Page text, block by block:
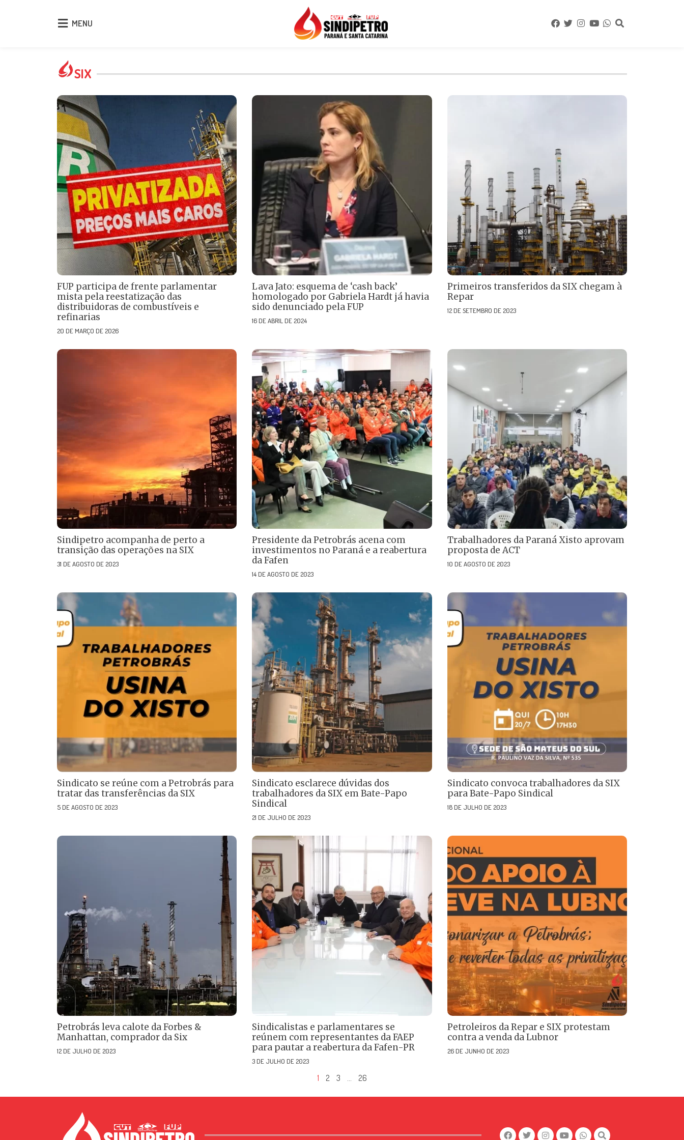
MENU
SIX
FUP participa de frente parlamentar
mista pela reestatização das
distribuidoras de combustíveis e
refinarias
20 DE MARÇO DE 2026
Lava Jato: esquema de ‘cash back’
homologado por Gabriela Hardt já havia
sido denunciado pela FUP
16 DE ABRIL DE 2024
Primeiros transferidos da SIX chegam à
Repar
12 DE SETEMBRO DE 2023
Sindipetro acompanha de perto a
transição das operações na SIX
31 DE AGOSTO DE 2023
Presidente da Petrobrás acena com
investimentos no Paraná e a reabertura
da Fafen
14 DE AGOSTO DE 2023
Trabalhadores da Paraná Xisto aprovam
proposta de ACT
10 DE AGOSTO DE 2023
Sindicato se reúne com a Petrobrás para
tratar das transferências da SIX
5 DE AGOSTO DE 2023
Sindicato esclarece dúvidas dos
trabalhadores da SIX em Bate-Papo
Sindical
21 DE JULHO DE 2023
Sindicato convoca trabalhadores da SIX
para Bate-Papo Sindical
18 DE JULHO DE 2023
Petrobrás leva calote da Forbes &
Manhattan, comprador da Six
12 DE JULHO DE 2023
Sindicalistas e parlamentares se
reúnem com representantes da FAEP
para pautar a reabertura da Fafen-PR
3 DE JULHO DE 2023
Petroleiros da Repar e SIX protestam
contra a venda da Lubnor
26 DE JUNHO DE 2023
1 2 3 26